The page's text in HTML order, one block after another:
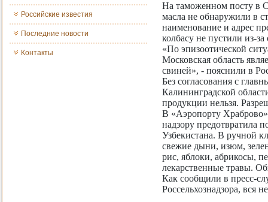
Российские известия
Последние новости
Контакты
На таможенном посту в
масла не обнаружили в
наименование и адрес
колбасу не пустили из-
«По эпизоотической
Московская область
свиней», - пояснили в
Без согласования с
Калининградской
продукции нельзя.
В «Аэропорту
надзору предотвратила
Узбекистана. В ручной
свежие дыни, изюм,
рис, яблоки, абрикосы,
лекарственные травы.
Как сообщили в пресс-
Россельхознадзора, вся